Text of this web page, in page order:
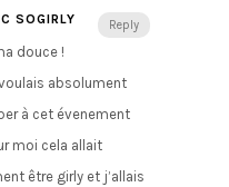
Reply
SOGIRLY
douce !
absolument
à cet évenement
moi cela allait
être girly et j’allais